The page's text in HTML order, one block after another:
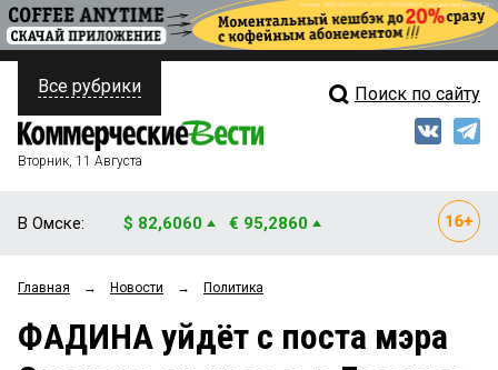
ПОЛИТИКА
ФИНАНСЫ
ОБЩЕСТВО
ЗАКОН
Свежий выпуск
Рейтинги
Все рубрики Поиск по сайту
Вторник, 11 Августа
В Омске: $ 82,6060 € 95,2860
Главная → Новости → Политика
ФАДИНА уйдёт с поста мэра